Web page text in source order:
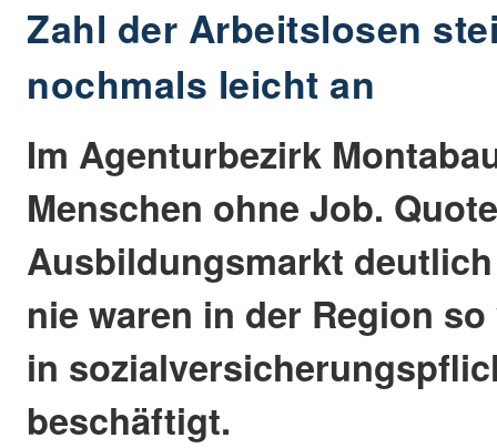
Zahl der Arbeitslosen
nochmals leicht an
Im Agenturbezirk
Menschen ohne Job.
Ausbildungsmarkt
nie waren in der Region
in
beschäftigt.